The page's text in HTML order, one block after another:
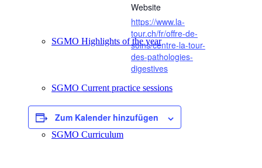
SGMO Highlights of the year
SGMO Current practice sessions
SGMO Curriculum
Website
https://www.la-
tour.ch/fr/offre-de-
soins/centre-la-tour-
des-pathologies-
digestives
Zum Kalender hinzufügen